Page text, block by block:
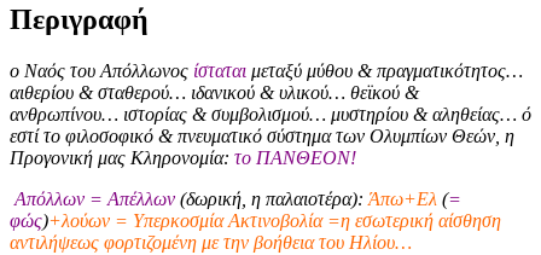
Περιγραφή
ο Ναός του Απόλλωνος ίσταται μεταξύ μύθου & πραγματικότητος…
αιθερίου & σταθερού… ιδανικού & υλικού… θεϊκού &
ανθρωπίνου… ιστορίας & συμβολισμού… μυστηρίου & αληθείας… ό
εστί το φιλοσοφικό & πνευματικό σύστημα των Ολυμπίων Θεών, η
Προγονική μας Κληρονομία: το ΠΑΝΘΕΟΝ!
Απόλλων = Απέλλων (δωρική, η παλαιοτέρα): Άπω+Ελ (=
φώς)+λούων = Υπερκοσμία Ακτινοβολία =η εσωτερική αίσθηση
αντιλήψεως φορτιζομένη με την βοήθεια του Ηλίου…